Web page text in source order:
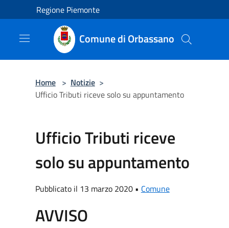
Salta al contenuto principale
Regione Piemonte
Comune di Orbassano
Home > Notizie >
Ufficio Tributi riceve solo su appuntamento
Ufficio Tributi riceve
solo su appuntamento
Pubblicato il 13 marzo 2020 • Comune
AVVISO